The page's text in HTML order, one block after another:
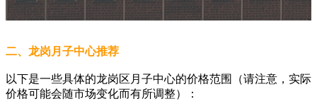
二、龙岗月子中心推荐
以下是一些具体的龙岗区月子中心的价格范围（请注意，实际
价格可能会随市场变化而有所调整）：